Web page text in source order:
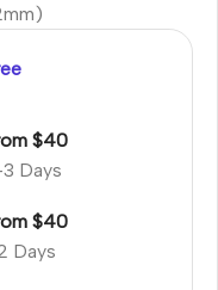
Days
$40
Days
$40